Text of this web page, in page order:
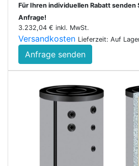
Für Ihren individuellen Rabatt senden
Anfrage!
3.232,04 € inkl. MwSt.
Versandkosten Lieferzeit: Auf
Anfrage senden